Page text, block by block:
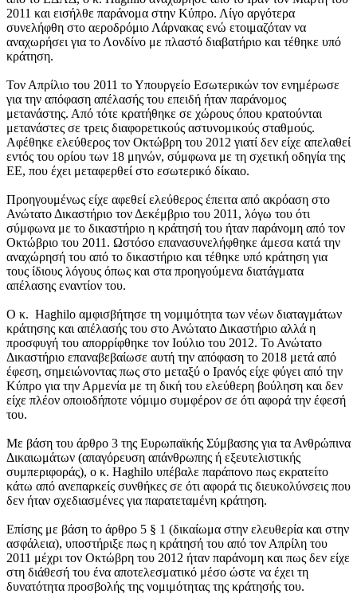
2011 και εισήλθε παράνομα στην Κύπρο. Λίγο αργότερα
συνελήφθη στο αεροδρόμιο Λάρνακας ενώ ετοιμαζόταν να
αναχωρήσει για το Λονδίνο με πλαστό διαβατήριο και τέθηκε υπό
κράτηση.
Τον Απρίλιο του 2011 το Υπουργείο Εσωτερικών τον ενημέρωσε
για την απόφαση απέλασής του επειδή ήταν παράνομος
μετανάστης. Από τότε κρατήθηκε σε χώρους όπου κρατούνται
μετανάστες σε τρεις διαφορετικούς αστυνομικούς σταθμούς.
Αφέθηκε ελεύθερος τον Οκτώβρη του 2012 γιατί δεν είχε απελαθεί
εντός του ορίου των 18 μηνών, σύμφωνα με τη σχετική οδηγία της
ΕΕ, που έχει μεταφερθεί στο εσωτερικό δίκαιο.
Προηγουμένως είχε αφεθεί ελεύθερος έπειτα από ακρόαση στο
Ανώτατο Δικαστήριο τον Δεκέμβριο του 2011, λόγω του ότι
σύμφωνα με το δικαστήριο η κράτησή του ήταν παράνομη από τον
Οκτώβριο του 2011. Ωστόσο επανασυνελήφθηκε άμεσα κατά την
αναχώρησή του από το δικαστήριο και τέθηκε υπό κράτηση για
τους ίδιους λόγους όπως και στα προηγούμενα διατάγματα
απέλασης εναντίον του.
Ο κ. Haghilo αμφισβήτησε τη νομιμότητα των νέων διαταγμάτων
κράτησης και απέλασής του στο Ανώτατο Δικαστήριο αλλά η
προσφυγή του απορρίφθηκε τον Ιούλιο του 2012. Το Ανώτατο
Δικαστήριο επαναβεβαίωσε αυτή την απόφαση το 2018 μετά από
έφεση, σημειώνοντας πως στο μεταξύ ο Ιρανός είχε φύγει από την
Κύπρο για την Αρμενία με τη δική του ελεύθερη βούληση και δεν
είχε πλέον οποιοδήποτε νόμιμο συμφέρον σε ότι αφορά την έφεσή
του.
Με βάση του άρθρο 3 της Ευρωπαϊκής Σύμβασης για τα Ανθρώπινα
Δικαιωμάτων (απαγόρευση απάνθρωπης ή εξευτελιστικής
συμπεριφοράς), ο κ. Haghilo υπέβαλε παράπονο πως εκρατείτο
κάτω από ανεπαρκείς συνθήκες σε ότι αφορά τις διευκολύνσεις που
δεν ήταν σχεδιασμένες για παρατεταμένη κράτηση.
Επίσης με βάση το άρθρο 5 § 1 (δικαίωμα στην ελευθερία και στην
ασφάλεια), υποστήριξε πως η κράτησή του από τον Απρίλη του
2011 μέχρι τον Οκτώβρη του 2012 ήταν παράνομη και πως δεν είχε
στη διάθεσή του ένα αποτελεσματικό μέσο ώστε να έχει τη
δυνατότητα προσβολής της νομιμότητας της κράτησής του.